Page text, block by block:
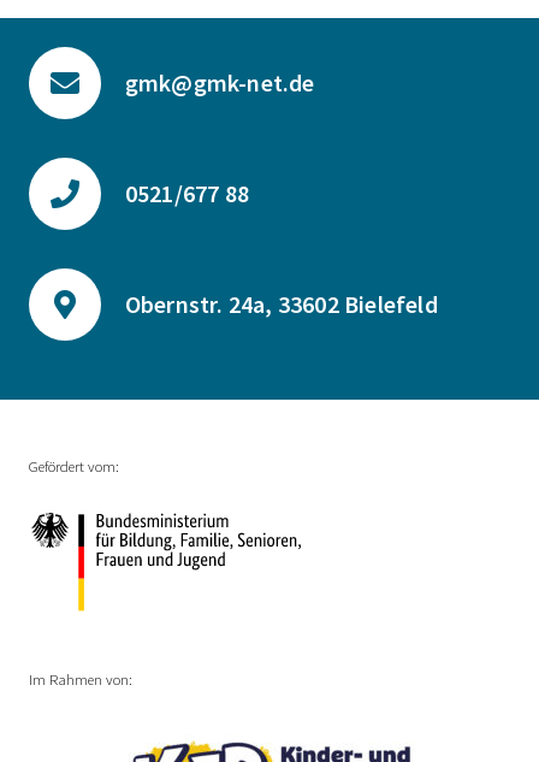
gmk@gmk-net.de
0521/677 88
Obernstr. 24a, 33602 Bielefeld
Gefördert vom:
Im Rahmen von: